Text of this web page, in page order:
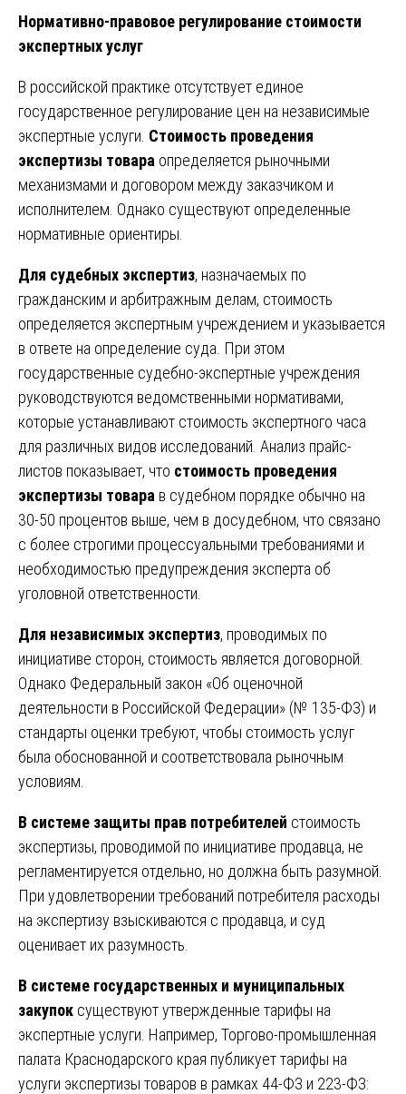
Нормативно-правовое регулирование стоимости
экспертных услуг
В российской практике отсутствует единое
государственное регулирование цен на независимые
экспертные услуги. Стоимость проведения
экспертизы товара определяется рыночными
механизмами и договором между заказчиком и
исполнителем. Однако существуют определенные
нормативные ориентиры.
Для судебных экспертиз, назначаемых по
гражданским и арбитражным делам, стоимость
определяется экспертным учреждением и указывается
в ответе на определение суда. При этом
государственные судебно-экспертные учреждения
руководствуются ведомственными нормативами,
которые устанавливают стоимость экспертного часа
для различных видов исследований. Анализ прайс-
листов показывает, что стоимость проведения
экспертизы товара в судебном порядке обычно на
30-50 процентов выше, чем в досудебном, что связано
с более строгими процессуальными требованиями и
необходимостью предупреждения эксперта об
уголовной ответственности.
Для независимых экспертиз, проводимых по
инициативе сторон, стоимость является договорной.
Однако Федеральный закон «Об оценочной
деятельности в Российской Федерации» (№ 135-ФЗ) и
стандарты оценки требуют, чтобы стоимость услуг
была обоснованной и соответствовала рыночным
условиям.
В системе защиты прав потребителей стоимость
экспертизы, проводимой по инициативе продавца, не
регламентируется отдельно, но должна быть разумной.
При удовлетворении требований потребителя расходы
на экспертизу взыскиваются с продавца, и суд
оценивает их разумность.
В системе государственных и муниципальных
закупок существуют утвержденные тарифы на
экспертные услуги. Например, Торгово-промышленная
палата Краснодарского края публикует тарифы на
услуги экспертизы товаров в рамках 44-ФЗ и 223-ФЗ: